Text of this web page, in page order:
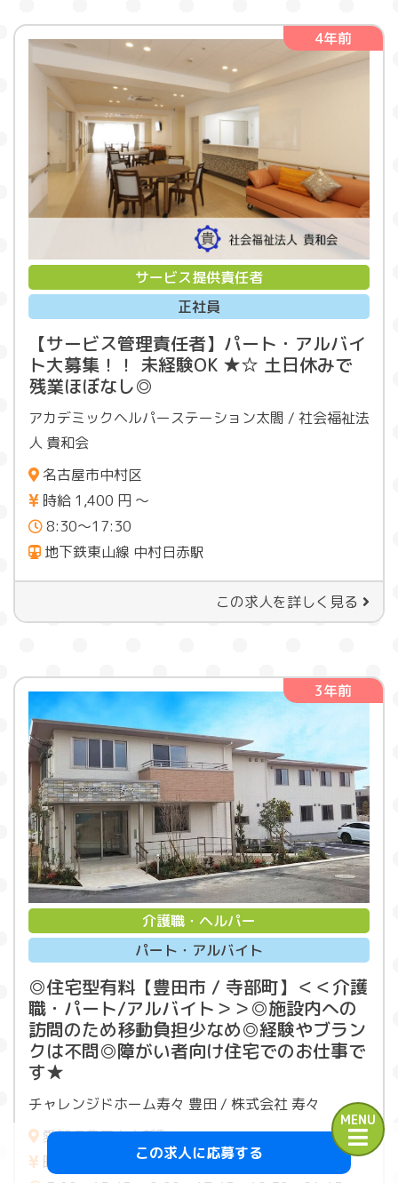
MENU
4年前
サービス提供責任者
正社員
【サービス管理責任者】パート・アルバイ
ト大募集！！ 未経験OK ★☆ 土日休みで
残業ほぼなし◎
アカデミックヘルパーステーション太閤 / 社会福祉法
人 貴和会
名古屋市中村区
時給 1,400 円 〜
8:30～17:30
地下鉄東山線 中村日赤駅
この求人を詳しく見る
3年前
介護職・ヘルパー
パート・アルバイト
◎住宅型有料【豊田市 / 寺部町】＜＜介護
職・パート/アルバイト＞＞◎施設内への
訪問のため移動負担少なめ◎経験やブラン
クは不問◎障がい者向け住宅でのお仕事で
す★
チャレンジドホーム寿々 豊田 / 株式会社 寿々
愛知県豊田市寺部町
時給 1,000円～この求人に応募する